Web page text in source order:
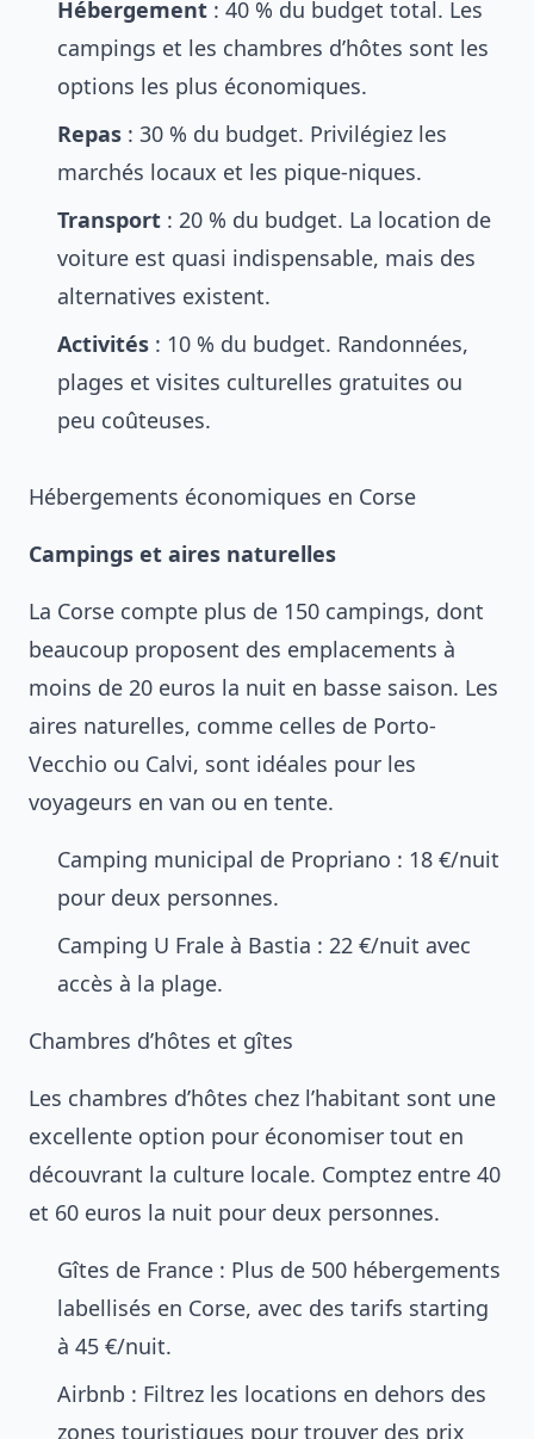
Hébergement : 40 % du budget total. Les
campings et les chambres d’hôtes sont les
options les plus économiques.
Repas : 30 % du budget. Privilégiez les
marchés locaux et les pique-niques.
Transport : 20 % du budget. La location de
voiture est quasi indispensable, mais des
alternatives existent.
Activités : 10 % du budget. Randonnées,
plages et visites culturelles gratuites ou
peu coûteuses.
Hébergements économiques en Corse
Campings et aires naturelles
La Corse compte plus de 150 campings, dont
beaucoup proposent des emplacements à
moins de 20 euros la nuit en basse saison. Les
aires naturelles, comme celles de Porto-
Vecchio ou Calvi, sont idéales pour les
voyageurs en van ou en tente.
Camping municipal de Propriano : 18 €/nuit
pour deux personnes.
Camping U Frale à Bastia : 22 €/nuit avec
accès à la plage.
Chambres d’hôtes et gîtes
Les chambres d’hôtes chez l’habitant sont une
excellente option pour économiser tout en
découvrant la culture locale. Comptez entre 40
et 60 euros la nuit pour deux personnes.
Gîtes de France : Plus de 500 hébergements
labellisés en Corse, avec des tarifs starting
à 45 €/nuit.
Airbnb : Filtrez les locations en dehors des
zones touristiques pour trouver des prix